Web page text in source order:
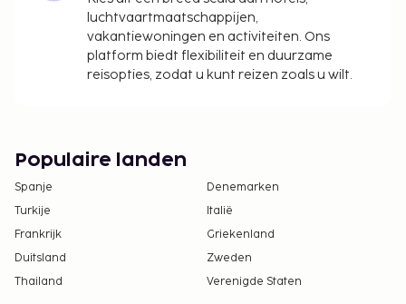
luchtvaartmaatschappijen,
vakantiewoningen en activiteiten. Ons
platform biedt flexibiliteit en duurzame
reisopties, zodat u kunt reizen zoals u wilt.
Populaire landen
Spanje
Denemarken
Turkije
Italië
Frankrijk
Griekenland
Duitsland
Zweden
Thailand
Verenigde Staten